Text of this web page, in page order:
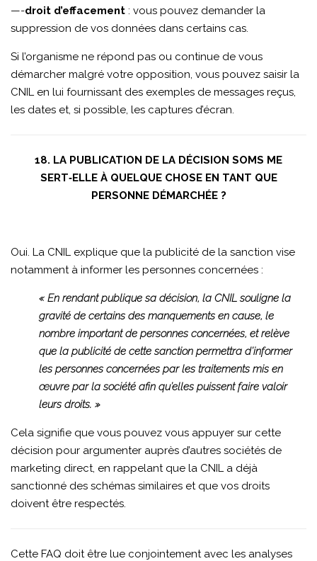
—-droit d’effacement : vous pouvez demander la
suppression de vos données dans certains cas.
Si l’organisme ne répond pas ou continue de vous
démarcher malgré votre opposition, vous pouvez saisir la
CNIL en lui fournissant des exemples de messages reçus,
les dates et, si possible, les captures d’écran.
18. LA PUBLICATION DE LA DÉCISION SOMS ME
SERT‑ELLE À QUELQUE CHOSE EN TANT QUE
PERSONNE DÉMARCHÉE ?
Oui. La CNIL explique que la publicité de la sanction vise
notamment à informer les personnes concernées :
« En rendant publique sa décision, la CNIL souligne la
gravité de certains des manquements en cause, le
nombre important de personnes concernées, et relève
que la publicité de cette sanction permettra d’informer
les personnes concernées par les traitements mis en
œuvre par la société afin qu’elles puissent faire valoir
leurs droits. »
Cela signifie que vous pouvez vous appuyer sur cette
décision pour argumenter auprès d’autres sociétés de
marketing direct, en rappelant que la CNIL a déjà
sanctionné des schémas similaires et que vos droits
doivent être respectés.
Cette FAQ doit être lue conjointement avec les analyses